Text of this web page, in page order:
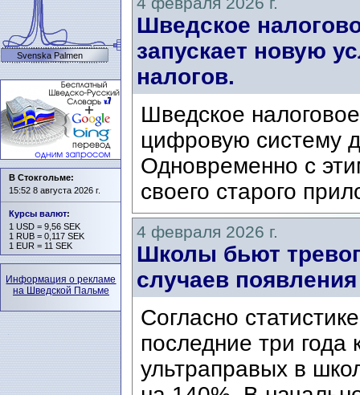
Шведское
запускает новую
налогов.
Шведское
цифровую систему
Одновременно с
своего старого
4 февраля 2026 г.
Школы бьют
случаев
Согласно
последние три
ультраправых в
Svenska Palmen
В Стокгольме:
15:52 8 августа 2026 г.
Курсы валют:
1 USD = 9,56 SEK
1 RUB = 0,117 SEK
1 EUR = 11 SEK
Информация о рекламе
на Шведской Пальме